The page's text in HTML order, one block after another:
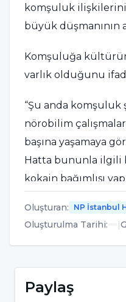
komşuluk
büyük düşmanının
Komşuluğa
varlık olduğunu
“Şu anda komşuluk
nörobilim
başına yaşamaya
Hatta bununla ilgili
kokain bağımlısı
müthiş bir devrim
nedenlerinden bir
alo diyeceği dostu,
rahatlama yaşar.”
Oluşturan: NP İstanbul
Oluşturulma Tarihi: |
Paylaş